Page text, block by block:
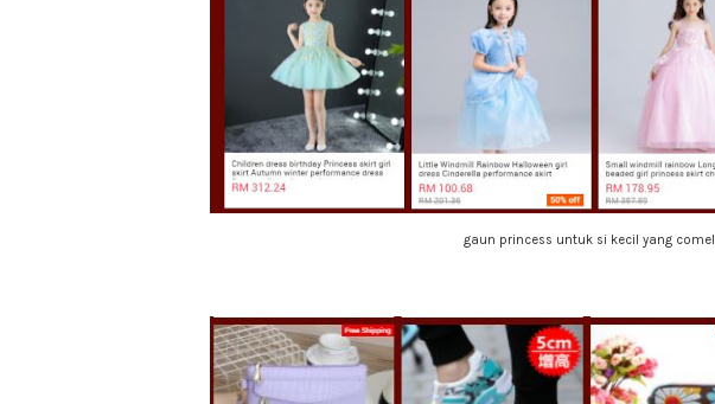
gaun princess untuk si kecil yang comel